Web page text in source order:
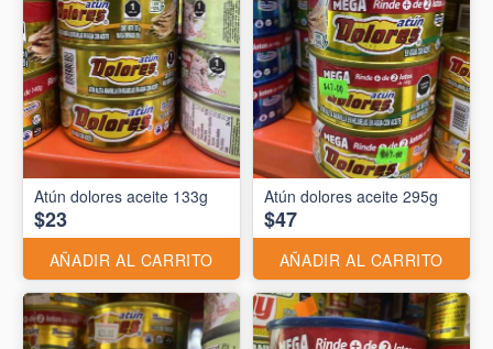
Atún dolores aceite 133g
$23
AÑADIR AL CARRITO
Atún dolores aceite 295g
$47
AÑADIR AL CARRITO